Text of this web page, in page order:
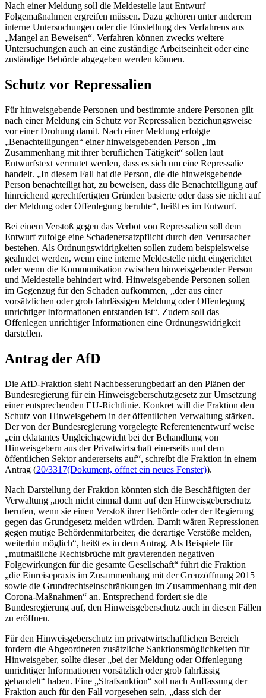
Nach einer Meldung soll die Meldestelle laut Entwurf
Folgemaßnahmen ergreifen müssen. Dazu gehören unter anderem
interne Untersuchungen oder die Einstellung des Verfahrens aus
„Mangel an Beweisen“. Verfahren können zwecks weitere
Untersuchungen auch an eine zuständige Arbeitseinheit oder eine
zuständige Behörde abgegeben werden können.
Schutz vor Repressalien
Für hinweisgebende Personen und bestimmte andere Personen gilt
nach einer Meldung ein Schutz vor Repressalien beziehungsweise
vor einer Drohung damit. Nach einer Meldung erfolgte
„Benachteiligungen“ einer hinweisgebenden Person „im
Zusammenhang mit ihrer beruflichen Tätigkeit“ sollen laut
Entwurfstext vermutet werden, dass es sich um eine Repressalie
handelt. „In diesem Fall hat die Person, die die hinweisgebende
Person benachteiligt hat, zu beweisen, dass die Benachteiligung auf
hinreichend gerechtfertigten Gründen basierte oder dass sie nicht auf
der Meldung oder Offenlegung beruhte“, heißt es im Entwurf.
Bei einem Verstoß gegen das Verbot von Repressalien soll dem
Entwurf zufolge eine Schadenersatzpflicht durch den Verursacher
bestehen. Als Ordnungswidrigkeiten sollen zudem beispielsweise
geahndet werden, wenn eine interne Meldestelle nicht eingerichtet
oder wenn die Kommunikation zwischen hinweisgebender Person
und Meldestelle behindert wird. Hinweisgebende Personen sollen
im Gegenzug für den Schaden aufkommen, „der aus einer
vorsätzlichen oder grob fahrlässigen Meldung oder Offenlegung
unrichtiger Informationen entstanden ist“. Zudem soll das
Offenlegen unrichtiger Informationen eine Ordnungswidrigkeit
darstellen.
Antrag der AfD
Die AfD-Fraktion sieht Nachbesserungbedarf an den Plänen der
Bundesregierung für ein Hinweisgeberschutzgesetz zur Umsetzung
einer entsprechenden EU-Richtlinie. Konkret will die Fraktion den
Schutz von Hinweisgebern in der öffentlichen Verwaltung stärken.
Der von der Bundesregierung vorgelegte Referentenentwurf weise
„ein eklatantes Ungleichgewicht bei der Behandlung von
Hinweisgebern aus der Privatwirtschaft einerseits und dem
öffentlichen Sektor andererseits auf“, schreibt die Fraktion in einem
Antrag (20/3317(Dokument, öffnet ein neues Fenster)).
Nach Darstellung der Fraktion könnten sich die Beschäftigten der
Verwaltung „noch nicht einmal dann auf den Hinweisgeberschutz
berufen, wenn sie einen Verstoß ihrer Behörde oder der Regierung
gegen das Grundgesetz melden würden. Damit wären Repressionen
gegen mutige Behördenmitarbeiter, die derartige Verstöße melden,
weiterhin möglich“, heißt es in dem Antrag. Als Beispiele für
„mutmaßliche Rechtsbrüche mit gravierenden negativen
Folgewirkungen für die gesamte Gesellschaft“ führt die Fraktion
„die Einreisepraxis im Zusammenhang mit der Grenzöffnung 2015
sowie die Grundrechtseinschränkungen im Zusammenhang mit den
Corona-Maßnahmen“ an. Entsprechend fordert sie die
Bundesregierung auf, den Hinweisgeberschutz auch in diesen Fällen
zu eröffnen.
Für den Hinweisgeberschutz im privatwirtschaftlichen Bereich
fordern die Abgeordneten zusätzliche Sanktionsmöglichkeiten für
Hinweisgeber, sollte dieser „bei der Meldung oder Offenlegung
unrichtiger Informationen vorsätzlich oder grob fahrlässig
gehandelt“ haben. Eine „Strafsanktion“ soll nach Auffassung der
Fraktion auch für den Fall vorgesehen sein, „dass sich der